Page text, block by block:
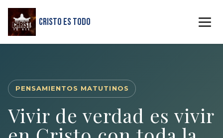
Cristo Es Todo
PENSAMIENTOS MATUTINOS
Vivir de verdad es vivir